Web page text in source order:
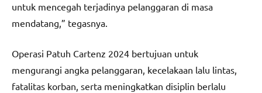
untuk mencegah terjadinya pelanggaran di masa
mendatang,” tegasnya.
Operasi Patuh Cartenz 2024 bertujuan untuk
mengurangi angka pelanggaran, kecelakaan lalu lintas,
fatalitas korban, serta meningkatkan disiplin berlalu